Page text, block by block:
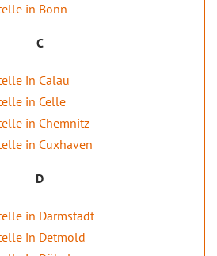
in Bonn
C
in Calau
in Celle
in Chemnitz
in Cuxhaven
D
in Darmstadt
in Detmold